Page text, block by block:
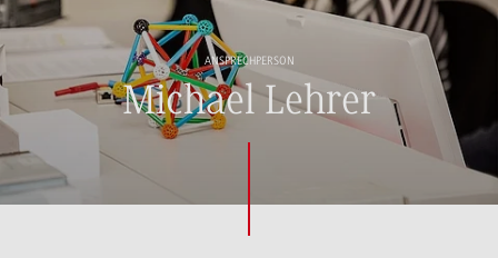
ANSPRECHPERSON
Michael Lehrer